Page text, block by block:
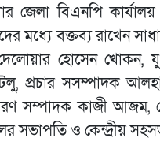
জেলা বিএনপি
মধ্যে বক্তব্য রাখেন
হোসেন খোকন,
প্রচার সসম্পাদক
সম্পাদক কাজী আজম,
সভাপতি ও কেন্দ্রীয়